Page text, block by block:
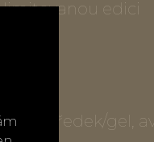
edici
prostředek/gel,